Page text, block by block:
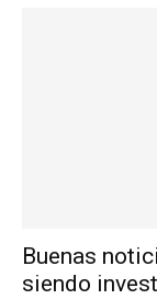
Buenas
siendo